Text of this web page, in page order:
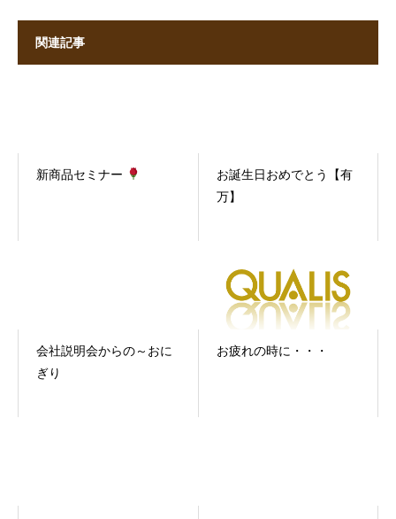
関連記事
新商品セミナー
お誕生日おめでとう【有
万】
会社説明会からの～おに
ぎり
お疲れの時に・・・